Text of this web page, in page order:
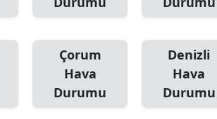
Çorum
Hava
Durumu
Denizli
Hava
Durumu